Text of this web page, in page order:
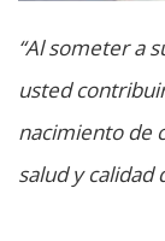
“Al someter a
usted
nacimiento de
salud y calidad